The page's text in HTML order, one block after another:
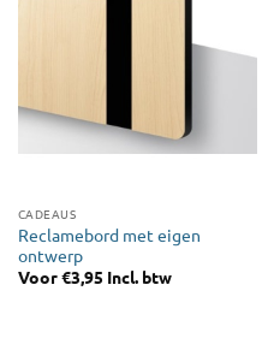
CADEAUS
Reclamebord met eigen
ontwerp
Voor€3,95 Incl. btw